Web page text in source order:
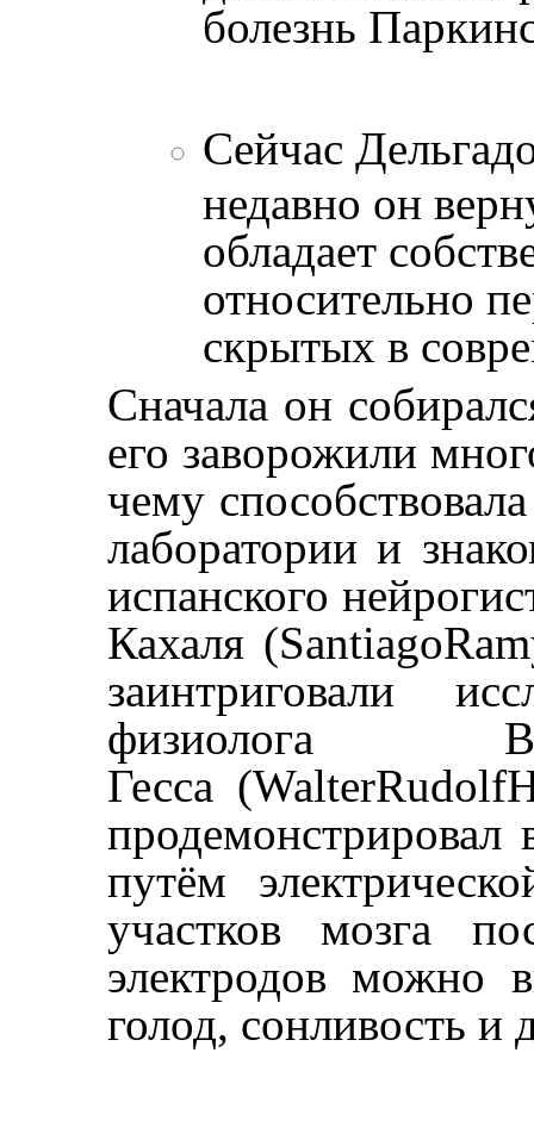
болезнь
Сейчас
недавно он
обладает
относительно
скрытых в
Сначала он
его заворожили
чему
лаборатории и
испанского
Кахаля
заинтриговали
физиолога
Гесса
продемонстрировал
путём
участков мозга
электродов можно
голод, сонливость